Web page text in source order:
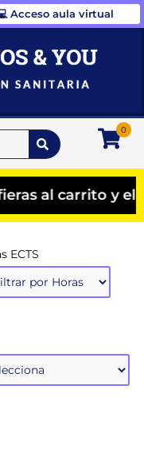
Acceso aula virtual
0
carrito y el
ECTS